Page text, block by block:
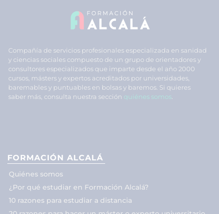
Compañía de servicios profesionales especializada en sanidad
y ciencias sociales compuesto de un grupo de orientadores y
consultores especializados que imparte desde el año 2000
cursos, másters y expertos acreditados por universidades,
baremables y puntuables en bolsas y baremos. Si quieres
saber más, consulta nuestra sección quiénes somos
FORMACIÓN ALCALÁ
Quiénes somos
¿Por qué estudiar en Formación Alcalá?
10 razones para estudiar a distancia